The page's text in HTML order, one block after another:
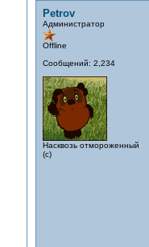
Petrov
Администратор
Offline
Сообщений: 2,234
Насквозь отмороженный
(с)